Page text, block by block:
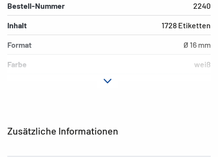
Zusätzliche Informationen
Bestell-Nummer 2240
Inhalt 1728 Etiketten
Format Ø 16 mm
Farbe weiß